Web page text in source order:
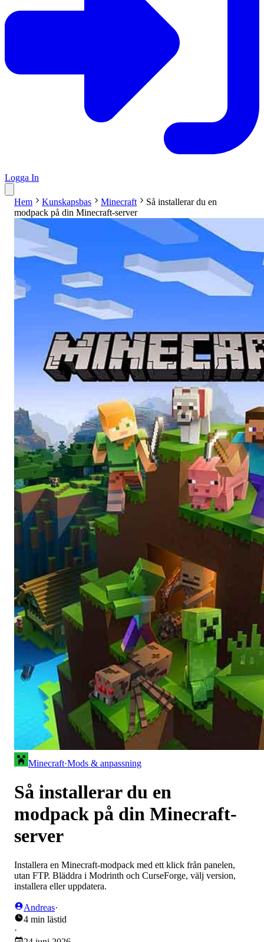
Logga In
Hem Kunskapsbas Minecraft
Så installerar du en
modpack på din Minecraft-server
Minecraft·Mods & anpassning
Så installerar du en
modpack på din Minecraft-
server
Installera en Minecraft-modpack med ett klick från panelen,
utan FTP. Bläddra i Modrinth och CurseForge, välj version,
installera eller uppdatera.
Andreas·
4 min lästid
·